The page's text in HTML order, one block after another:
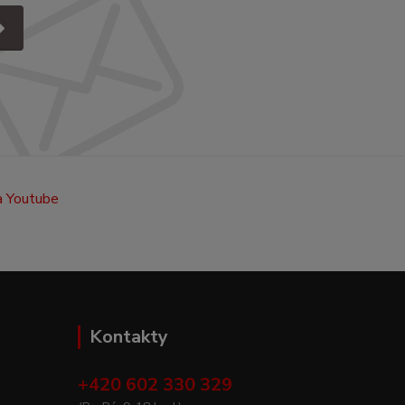
Kontakty
+420 602 330 329